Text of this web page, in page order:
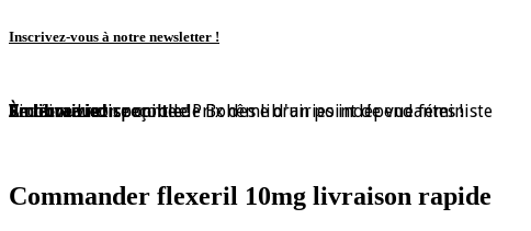
Inscrivez-vous à notre newsletter !
En librairie !
En librairie !
En librairie !
En librairie !
En librairie !
Violaine Lison reçoit le Prix des librairies indépendantes !
En librairie !
À nouveau disponible !
À nouveau disponible !
Redécouvrez ce conte de Bohême d'un point de vue féministe
Commander flexeril 10mg livraison rapide